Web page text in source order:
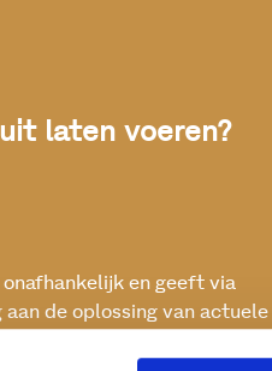
laten voeren?
en geeft via
de oplossing van actuele